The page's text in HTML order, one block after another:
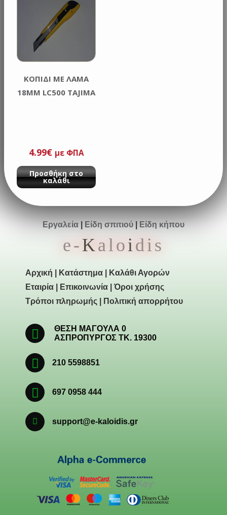
ΚΟΠΙΔΙ ΜΕ ΛΑΜΑ
18MM LC500 TAJIMA
4.99€ με ΦΠΑ
Προσθήκη στο
καλάθι
Εργαλεία Είδη σπιτιού Είδη κήπου
e-Kaloidis
Αρχική Κατάστημα
Καλάθι Αγορών
Εταιρία
Επικοινωνία |Όροι χρήσης
Τρόποι πληρωμής
Πολιτική απορρήτου
ΘΕΣΗ ΜΑΓΟΥΛΑ 0
ΑΣΠΡΟΠΥΡΓΟΣ ΤΚ. 19300
210 5598851
697 0958 444
support@e-kaloidis.gr